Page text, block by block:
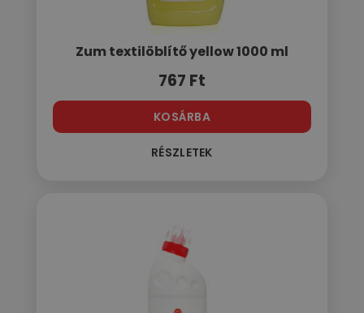
Zum textilöblítő yellow 1000 ml
767 Ft
KOSÁRBA
RÉSZLETEK